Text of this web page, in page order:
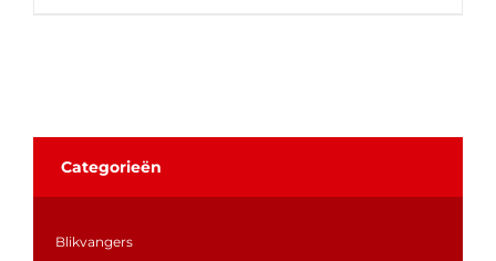
Categorieën
Blikvangers